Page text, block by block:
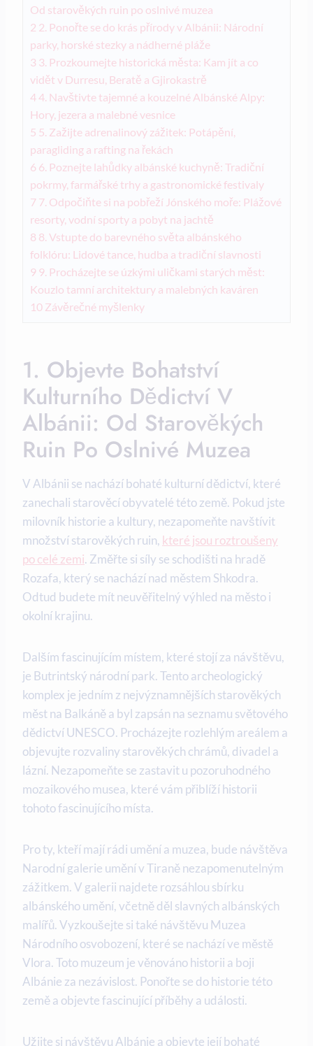
Od starověkých ruin po oslnivé muzea
2 2. Ponořte se do⁤ krás přírody v Albánii:​ Národní
parky, ⁣horské⁢ stezky a nádherné pláže
3 3. ⁤Prozkoumejte historická města: Kam ‌jít a co
vidět v Durresu, Beratě a Gjirokastrě
4 4. Navštivte tajemné a kouzelné Albánské Alpy:
Hory, jezera a malebné ‌vesnice
5 5. Zažijte adrenalinový zážitek: Potápění,
paragliding a rafting na řekách
6 6. Poznejte lahůdky albánské kuchyně: Tradiční
pokrmy, farmářské trhy a gastronomické festivaly
7 7. Odpočiňte si na pobřeží Jónského moře: Plážové
resorty, vodní sporty ​a pobyt na jachtě
8 8. Vstupte do ⁣barevného světa albánského
folklóru: Lidové tance, hudba a tradiční​ slavnosti
9 9. Procházejte⁢ se úzkými uličkami starých měst:
Kouzlo ‍tamní architektury a malebných kaváren
10 Závěrečné myšlenky
1. Objevte ‍bohatství
Kulturního Dědictví ⁣v
⁤Albánii: Od Starověkých
Ruin Po Oslnivé Muzea
V Albánii se nachází bohaté kulturní dědictví, které
zanechali starověcí obyvatelé této země. Pokud jste
milovník historie a kultury, nezapomeňte navštívit
množství starověkých ruin, které jsou roztroušeny
po celé zemi.⁣ Změřte si síly se schodišti na‍ hradě
Rozafa, který se nachází nad městem Shkodra.
Odtud ⁣budete mít neuvěřitelný výhled na město i
okolní krajinu.
Dalším ‍fascinujícím místem, které⁢ stojí za⁢ návštěvu,
je⁣ Butrintský národní‌ park. Tento archeologický
komplex je jedním z nejvýznamnějších starověkých
měst na Balkáně a⁤ byl zapsán na seznamu světového
dědictví UNESCO. Procházejte ​rozlehlým areálem a
‍objevujte rozvaliny starověkých⁣ chrámů, divadel⁢ a
lázní.​ Nezapomeňte se zastavit u​ pozoruhodného
mozaikového musea, které vám přiblíží historii
tohoto fascinujícího ⁣místa.
Pro ty, kteří mají rádi umění a muzea, bude návštěva
Narodní galerie umění​ v Tiraně nezapomenutelným
zážitkem. V galerii najdete‍ rozsáhlou sbírku
⁤albánského umění, včetně děl slavných albánských
malířů. ⁤Vyzkoušejte si také ⁤návštěvu Muzea
Národního osvobození, které⁢ se nachází ve městě
Vlora. Toto muzeum je věnováno historii a boji
Albánie za​ nezávislost. Ponořte se do​ historie této⁣
země a objevte fascinující ​příběhy ‌a události.
Užijte si návštěvu Albánie⁣ a objevte její bohaté